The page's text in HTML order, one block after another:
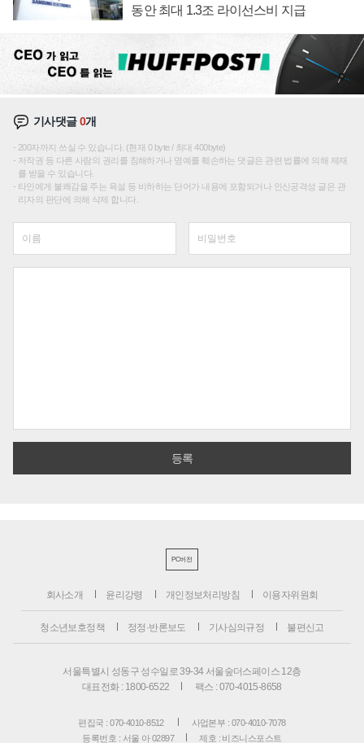
동안 최대 1.3조 라이선스비 지급
기사댓글0개
200자까지 쓰실 수 있습니다. (현재 0 byte / 최대 400byte)
저작권 등 다른 사람의 권리를 침해하거나 명예를 훼손하는 댓글은 관련 법률에 의해 제재
를 받을 수 있습니다.
타인에게 불쾌감을 주는 욕설 등 비하하는 단어가 내용에 포함되거나 인신공격성 글은 관
리자의 판단에 의해 삭제 합니다.
PC버전
회사소개 윤리강령 개인정보처리방침 이용자위원회
청소년보호정책 정정·반론보도 기사심의규정 불편신고
서울특별시 성동구 성수일로 39-34 서울숲더스페이스 12층
대표전화 : 1800-6522
팩스 : 070-4015-8658
편집국 : 070-4010-8512
사업본부 : 070-4010-7078
등록번호 : 서울 아 02897
제호 : 비즈니스포스트